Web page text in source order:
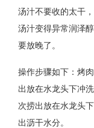
汤汁不要收的太干
汤汁变得异常润泽
要放晚了。
操作步骤如下：烤
出放在水龙头下冲
次捞出放在水龙头
出沥干水分。